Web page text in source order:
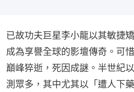
已故功夫巨星李小龍以其敏捷
成為享譽全球的影壇傳奇。可
巔峰猝逝，死因成謎。半世紀
測眾多，其中尤其以「遭人下